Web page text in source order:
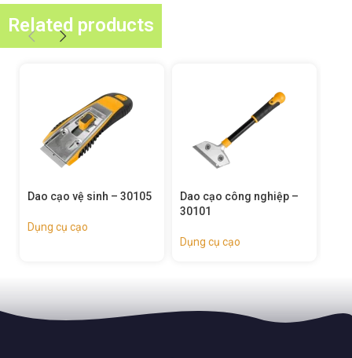
Related products
Dao cạo công nghiệp –
Dao cạo – 30006